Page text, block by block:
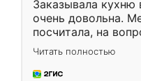
Заказывала кухню
очень довольна.
посчитала, на
Замерщик приехал
делу со всей
за день, ребята
Читать полностью